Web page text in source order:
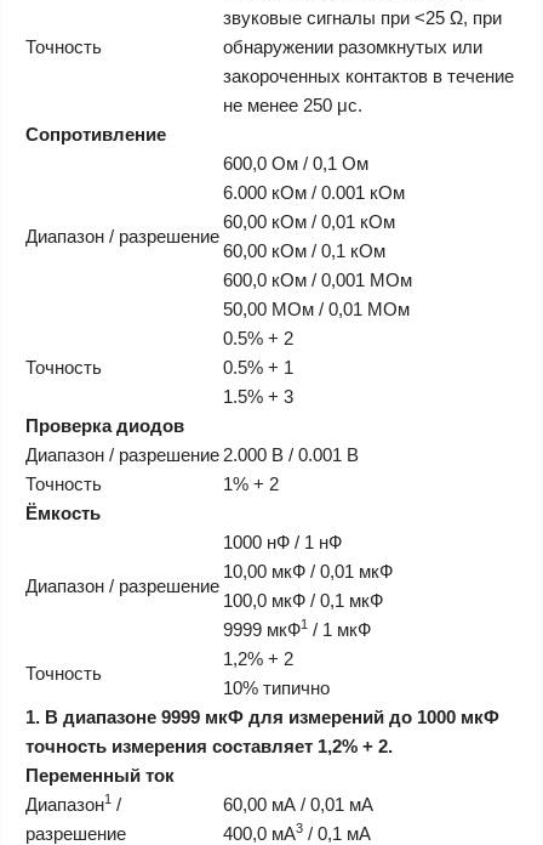
Точность
звуковые сигналы при <25 Ω, при
обнаружении разомкнутых или
закороченных контактов в течение
не менее 250 μс.
Сопротивление
Диапазон / разрешение
600,0 Ом / 0,1 Ом
6.000 кОм / 0.001 кОм
60,00 кОм / 0,01 кОм
60,00 кОм / 0,1 кОм
600,0 кОм / 0,001 МОм
50,00 МОм / 0,01 МОм
Точность
0.5% + 2
0.5% + 1
1.5% + 3
Проверка диодов
Диапазон / разрешение 2.000 В / 0.001 В
Точность
1% + 2
Ёмкость
Диапазон / разрешение
1000 нФ / 1 нФ
10,00 мкФ / 0,01 мкФ
100,0 мкФ / 0,1 мкФ
9999 мкФ1 / 1 мкФ
Точность
1,2% + 2
10% типично
1. В диапазоне 9999 мкФ для измерений до 1000 мкФ
точность измерения составляет 1,2% + 2.
Переменный ток
Диапазон1 /
разрешение
60,00 мА / 0,01 мА
400,0 мА3 / 0,1 мА